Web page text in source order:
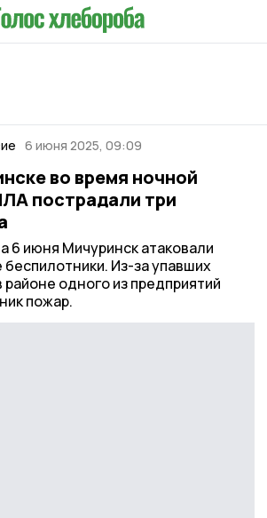
6 июня 2025, 09:09
во время ночной
пострадали три
6 июня Мичуринск атаковали
беспилотники. Из-за упавших
одного из предприятий
пожар.